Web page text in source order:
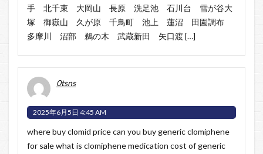
手 北千束 大岡山 長原 洗足池 石川台 雪が谷大
塚 御嶽山 久が原 千鳥町 池上 蓮沼 田園調布
多摩川 沼部 鵜の木 武蔵新田 矢口渡 […]
0tsns
2025年6月5日 4:45 AM
where buy clomid price can you buy generic clomiphene
for sale what is clomiphene medication cost of generic